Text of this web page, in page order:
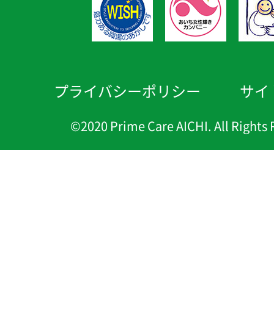
プライバシーポリシー サイ
©2020 Prime Care AICHI. All Rights